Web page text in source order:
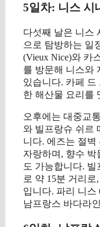
5일차: 니스 시
다섯째 날은 니스
으로 탐방하는 일
(Vieux Nice)와 카
를 방문해 니스와
있습니다. 카페 드
한 해산물 요리를
오후에는 대중교
와 빌프랑슈 쉬르
니다. 에즈는 절벽
자랑하며, 향수 박
도 가능합니다.
로 약 15분 거리
입니다. 파리 니스
남프랑스 바다라